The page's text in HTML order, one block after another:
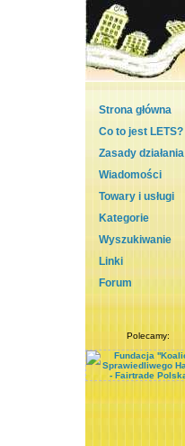
Strona główna
Co to jest LETS?
Zasady działania
Wiadomości
Towary i usługi
Kategorie
Wyszukiwanie
Linki
Forum
Polecamy: